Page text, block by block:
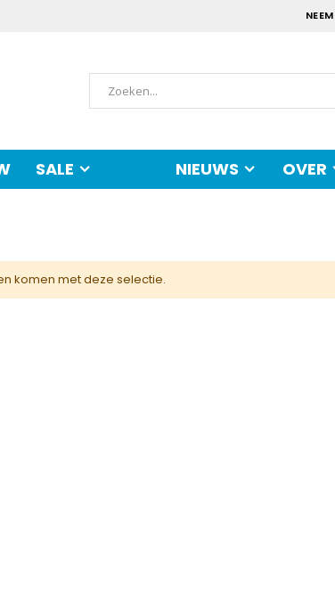
SALE NIEUWS OVER
komen met deze selectie.